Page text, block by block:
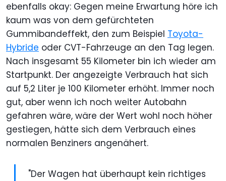
ebenfalls okay: Gegen meine Erwartung höre ich
kaum was von dem gefürchteten
Gummibandeffekt, den zum Beispiel Toyota-
Hybride oder CVT-Fahrzeuge an den Tag legen.
Nach insgesamt 55 Kilometer bin ich wieder am
Startpunkt. Der angezeigte Verbrauch hat sich
auf 5,2 Liter je 100 Kilometer erhöht. Immer noch
gut, aber wenn ich noch weiter Autobahn
gefahren wäre, wäre der Wert wohl noch höher
gestiegen, hätte sich dem Verbrauch eines
normalen Benziners angenähert.
"Der Wagen hat überhaupt kein richtiges